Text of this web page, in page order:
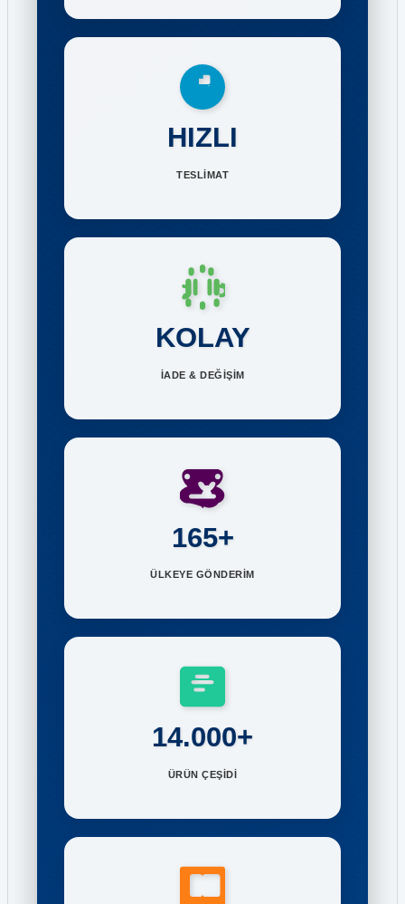
HIZLI
TESLİMAT
KOLAY
İADE & DEĞİŞİM
165+
ÜLKEYE GÖNDERİM
14.000+
ÜRÜN ÇEŞİDİ